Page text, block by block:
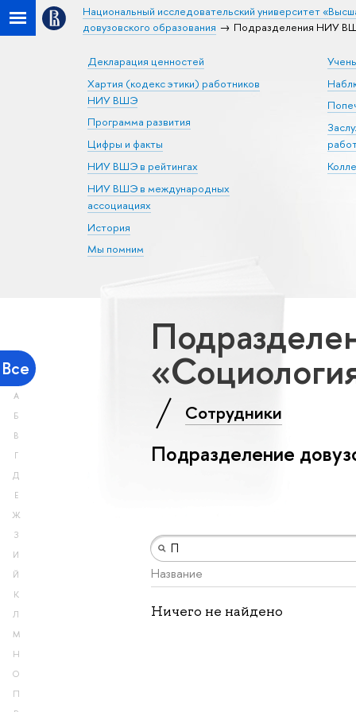
Национальный исследовательский университет
довузовского образования
Подразделения НИУ
Декларация ценностей
Хартия (кодекс этики) работников
НИУ ВШЭ
Программа развития
Цифры и факты
НИУ ВШЭ в рейтингах
НИУ ВШЭ в международных
ассоциациях
История
Мы помним
Все
А
Б
В
Г
Д
Е
Ж
З
И
Й
К
Л
М
Н
О
П
Сотрудники
Подразделение
Название
Ничего не найдено